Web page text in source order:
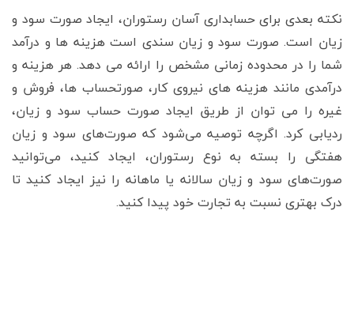
نکته بعدی برای حسابداری آسان رستوران، ایجاد صورت سود و
زیان است. صورت سود و زیان سندی است هزینه ها و درآمد
شما را در محدوده زمانی مشخص را ارائه می دهد. هر هزینه و
درآمدی مانند هزینه های نیروی کار، صورتحساب ها، فروش و
غیره را می توان از طریق ایجاد صورت حساب سود و زیان،
ردیابی کرد. اگرچه توصیه می‌شود که صورت‌های سود و زیان
هفتگی را بسته به نوع رستوران، ایجاد کنید، می‌توانید
صورت‌های سود و زیان سالانه یا ماهانه را نیز ایجاد کنید تا
درک بهتری نسبت به تجارت خود پیدا کنید.